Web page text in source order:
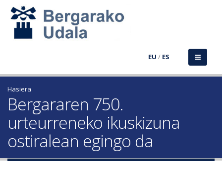
EU / ES
Hasiera
Bergararen 750.
urteurreneko ikuskizuna
ostiralean egingo da